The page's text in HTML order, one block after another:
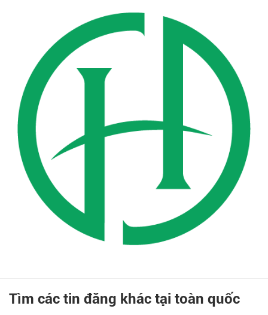
Tìm các tin đăng khác tại toàn quốc